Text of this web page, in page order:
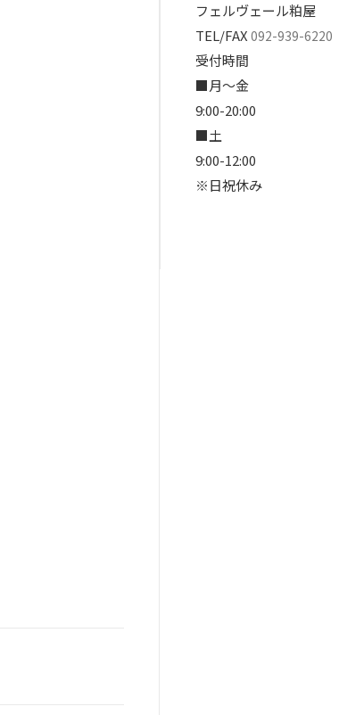
フェルヴェール粕屋
TEL/FAX 092-939-6220
受付時間
■月～金
9:00-20:00
■土
9:00-12:00
※日祝休み